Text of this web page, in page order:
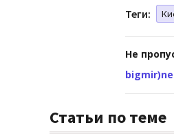
Теги:
Не
Статьи по теме